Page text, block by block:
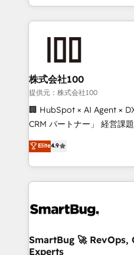
First, RevOps-led,
Company of the Year 2024/25
and build AI-powered
from week one, in your time zone.
Onboarding: Live in
around your business, not
Move from any legacy
run your revenue process.
service wired together. ➤
tune-ups, feature rollouts,
HubSpot, switching to it,
We are built for the work.
株式会社100
提供元：株式会社100
🏢 HubSpot × AI Agent ×
CRM パートナー」 経営課題と現場業務をつなぐAIネイ
ティブ・エージェンシーと
力で顧客フロント業務を再設計します
をする会社か？ HubSpot
トを組み込んだ顧客フロン
ィブ・エージェンシーです
を、CRMを軸とした全社共
思決定者・PMO・現場担当者
Elite4.9
SmartBug 🚀 RevOps,
Experts